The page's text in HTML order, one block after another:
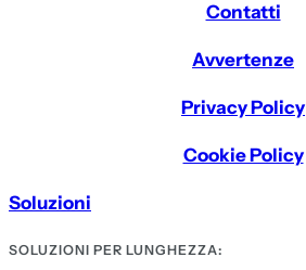
Contatti
Avvertenze
Privacy Policy
Cookie Policy
Soluzioni
SOLUZIONI PER LUNGHEZZA: